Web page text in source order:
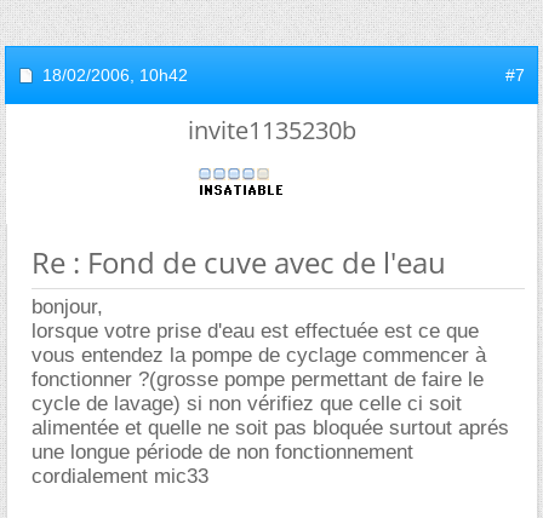
18/02/2006, 10h42 #7
invite1135230b
Re : Fond de cuve avec de l'eau
bonjour,
lorsque votre prise d'eau est effectuée est ce que
vous entendez la pompe de cyclage commencer à
fonctionner ?(grosse pompe permettant de faire le
cycle de lavage) si non vérifiez que celle ci soit
alimentée et quelle ne soit pas bloquée surtout aprés
une longue période de non fonctionnement
cordialement mic33